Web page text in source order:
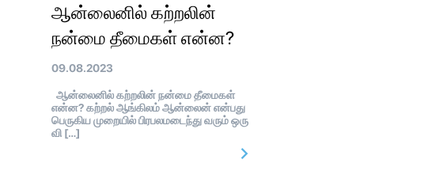
ஆன்லைனில் கற்றலின்
நன்மை தீமைகள் என்ன?
09.08.2023
ஆன்லைனில் கற்றலின் நன்மை தீமைகள்
என்ன? கற்றல் ஆங்கிலம் ஆன்லைன் என்பது
பெருகிய முறையில் பிரபலமடைந்து வரும் ஒரு
வி […]